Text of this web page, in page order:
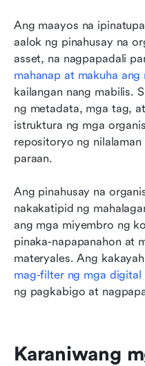
Ang maayos na
aalok ng pinahusay na
mahanap at makuha ang
kailangan nang mabilis.
ng metadata, mga tag,
istruktura ng mga
repositoryo ng
paraan.
Ang pinahusay na
nakakatipid ng
ang mga miyembro ng
pinaka-napapanahon at
materyales. Ang
mag-filter ng mga digital
ng pagkabigo at
Karaniwang